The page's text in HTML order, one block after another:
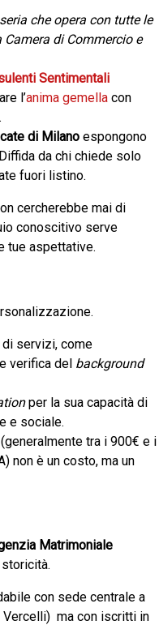
che opera con tutte le
di Commercio e
Sentimentali
l’anima gemella con
di Milano espongono
da chi chiede solo
fuori listino.
cercherebbe mai di
conoscitivo serve
tue aspettative.
di servizi, come
verifica del background
per la sua capacità di
e sociale.
tra i 900€ e i
non è un costo, ma un
Matrimoniale
con sede centrale a
Vercelli) ma con iscritti in